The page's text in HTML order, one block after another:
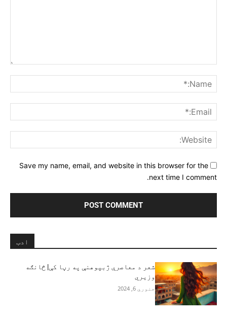
Save my name, email, and website in this browser for the
next time I comment.
ادب
شعر د معاصرې ژبپوهنې په رڼا کې| څانګه
وزیري
جنوري 6, 2024